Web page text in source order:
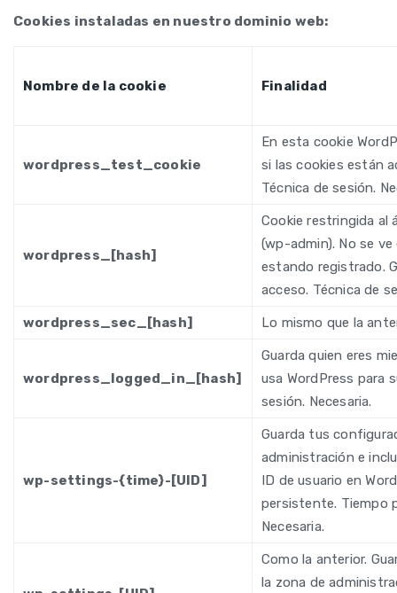
Cookies instaladas en nuestro dominio web:
Nombre de la cookie Finalidad
wordpress_test_cookie
En esta cookie
si las cookies están
Técnica de sesión.
wordpress_[hash]
Cookie restringida al
(wp-admin). No se
estando registrado.
acceso. Técnica de
wordpress_sec_[hash] Lo mismo que la
wordpress_logged_in_[hash]
Guarda quien eres
usa WordPress para
sesión. Necesaria.
wp-settings-{time}-[UID]
Guarda tus
administración e
ID de usuario en
persistente. Tiempo
Necesaria.
Como la anterior.
la zona de